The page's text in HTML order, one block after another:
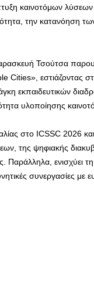
καινοτόμων
την κατανόηση
Τσούτσα
εστιάζοντας
εκπαιδευτικών
υλοποίησης
στο ICSSC 2026
της ψηφιακής
Παράλληλα, ενισχύει
συνεργασίες με